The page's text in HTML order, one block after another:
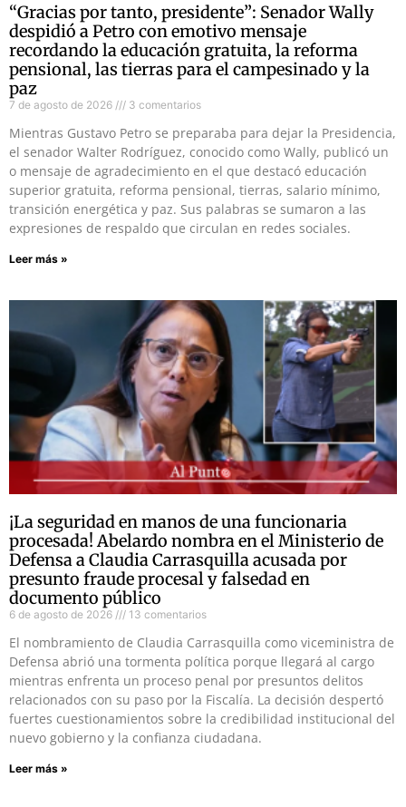
“Gracias por tanto, presidente”: Senador Wally
despidió a Petro con emotivo mensaje
recordando la educación gratuita, la reforma
pensional, las tierras para el campesinado y la
paz
7 de agosto de 2026 3 comentarios
Mientras Gustavo Petro se preparaba para dejar la Presidencia,
el senador Walter Rodríguez, conocido como Wally, publicó un
o mensaje de agradecimiento en el que destacó educación
superior gratuita, reforma pensional, tierras, salario mínimo,
transición energética y paz. Sus palabras se sumaron a las
expresiones de respaldo que circulan en redes sociales.
Leer más »
¡La seguridad en manos de una funcionaria
procesada! Abelardo nombra en el Ministerio de
Defensa a Claudia Carrasquilla acusada por
presunto fraude procesal y falsedad en
documento público
6 de agosto de 2026 13 comentarios
El nombramiento de Claudia Carrasquilla como viceministra de
Defensa abrió una tormenta política porque llegará al cargo
mientras enfrenta un proceso penal por presuntos delitos
relacionados con su paso por la Fiscalía. La decisión despertó
fuertes cuestionamientos sobre la credibilidad institucional del
nuevo gobierno y la confianza ciudadana.
Leer más »